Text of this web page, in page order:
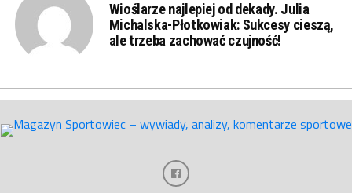
Wioślarze najlepiej od dekady. Julia
Michalska-Płotkowiak: Sukcesy cieszą,
ale trzeba zachować czujność!